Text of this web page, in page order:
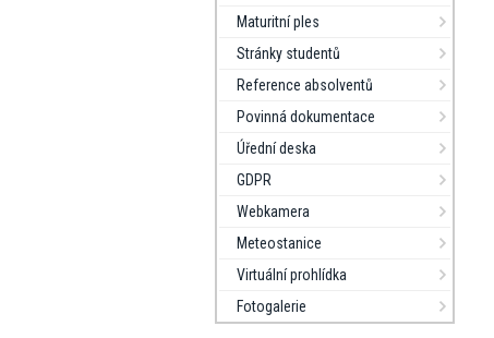
Maturitní ples
Stránky studentů
Reference absolventů
Povinná dokumentace
Úřední deska
GDPR
Webkamera
Meteostanice
Virtuální prohlídka
Fotogalerie